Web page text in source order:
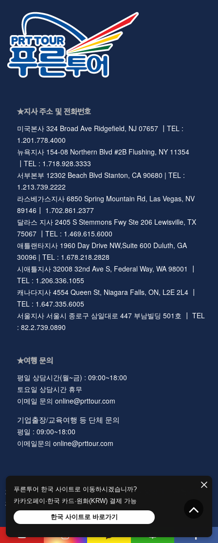
푸른투어 한국 사이트로 이동하시겠습니까?
카카오페이·한국 카드·원화(KRW) 결제 가능
한국 사이트로 바로가기
★지사 주소 및 전화번호
미국본사 324 Broad Ave Ridgefield, NJ 07657 ┃TEL :
1.201.778.4000
뉴욕지사 154-08 Northern Blvd #2B Flushing, NY 11354
┃TEL : 1.718.928.3333
서부본부 12302 Beach Blvd Stanton, CA 90680 | TEL :
1.213.739.2222
라스베가스지사 6850 Spring Mountain Rd, Las Vegas, NV
89146┃ 1.702.861.2377
달라스 지사 2405 S Stemmons Fwy Ste 206 Lewisville, TX
75067 ┃TEL : 1.469.615.6000
애틀랜타지사 1960 Day Drive NW,Suite 600 Duluth, GA
30096 | TEL : 1.678.218.2828
시애틀지사 32008 32nd Ave S, Federal Way, WA 98001 ┃
TEL : 1.206.336.1055
캐나다지사 4554 Queen St, Niagara Falls, ON, L2E 2L4 ┃
TEL : 1.647.335.6005
서울지사 서울시 종로구 삼일대로 447 부남빌딩 501호 ┃ TEL
: 82.2.739.0890
★여행 문의
평일 상담시간(월~금) : 09:00~18:00
토요일 상담시간 휴무
이메일 문의 online@prttour.com
기업출장/교육여행 등 단체 문의
평일 : 09:00~18:00
이메일문의 online@prttour.com
회사소개(About Us) | 개인정보처리방침 |
환율안내 |